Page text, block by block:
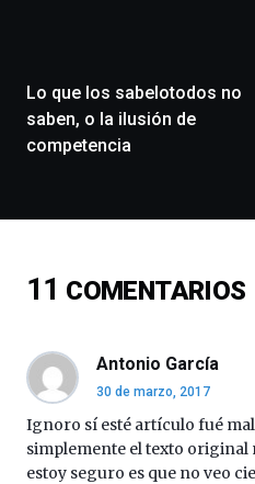
exposiciones,
conferencias,
ciencia
de
de
octubre.
La
iniciativa,
organizada
Lo que los sabelotodos no
saben, o la ilusión de
competencia
11 COMENTARIOS
Antonio García
30 de marzo, 2017
Ignoro sí esté artículo fué
simplemente el texto original
estoy seguro es que no veo